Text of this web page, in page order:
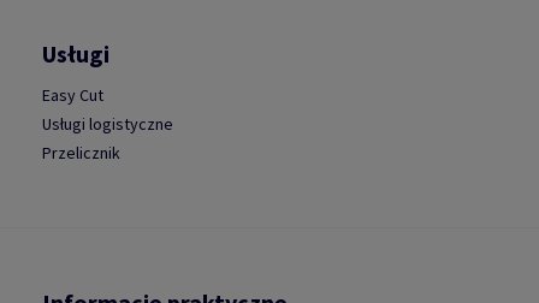
Usługi
Easy Cut
Usługi logistyczne
Przelicznik